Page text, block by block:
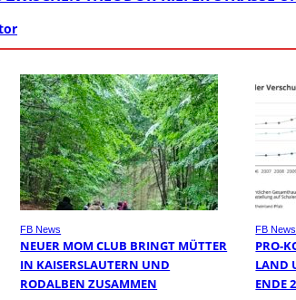
FB News
NEUER MOM CLUB BRINGT MÜTTER
IN KAISERSLAUTERN UND
RODALBEN ZUSAMMEN
FB News
PRO-
LAND
ENDE